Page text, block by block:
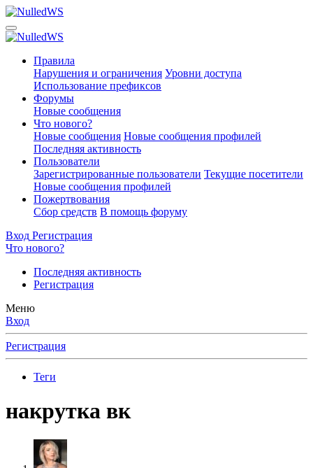
Правила
Нарушения и ограничения Уровни доступа
Использование префиксов
Форумы
Новые сообщения
Что нового?
Новые сообщения Новые сообщения профилей
Последняя активность
Пользователи
Зарегистрированные пользователи Текущие посетители
Новые сообщения профилей
Пожертвования
Сбор средств В помощь форуму
Вход Регистрация
Что нового?
Последняя активность
Регистрация
Меню
Вход
Регистрация
Теги
накрутка вк